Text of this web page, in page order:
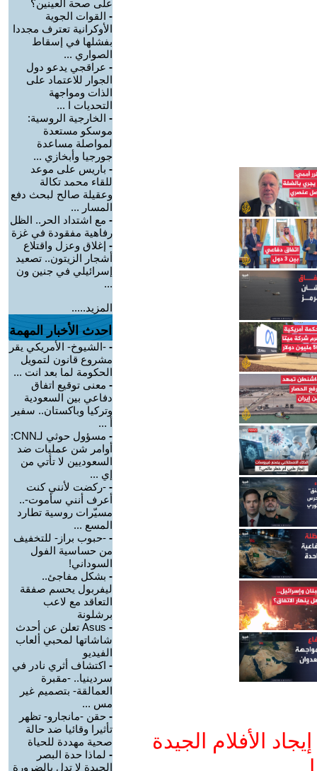
الأفلام الجيدة
على صحة العينين؟
- القوات الجوية
الأوكرانية تعترف مجددا
بفشلها في إسقاط
الصواري ...
- عراقجي يدعو دول
الجوار للاعتماد على
الذات ومواجهة
التحديات ا ...
- الخارجية الروسية:
موسكو مستعدة
لمواصلة مساعدة
جورجيا وأبخازي ...
- باريس على موعد
للقاء محمد تكالة
وعقيلة صالح لبحث دفع
المسار ...
- مع اشتداد الحر.. الظل
رفاهية مفقودة في غزة
- إغلاق وعزل واقتلاع
أشجار الزيتون.. تصعيد
إسرائيلي في جنين ون
...
المزيد.....
احدث الأخبار المهمة
- -الشيوخ- الأمريكي يقر
مشروع قانون لتمويل
الحكومة لما بعد انت ...
- معنى توقيع اتفاق
دفاعي بين السعودية
وتركيا وباكستان.. سفير
أ ...
-
مسؤول حوثي لـCNN:
أوامر شن عمليات ضد
السعوديين لا تأتي من
إي ...
- -ركضت لأنني كنت
أعرف أنني سأموت-..
مسيّرات روسية تطارد
المسع ...
- -حبوب براز- للتخفيف
من حساسية الفول
السوداني!
- بشكل مفاجئ..
ليفربول يحسم صفقة
التعاقد مع لاعب
برشلونة
-
Asus تعلن عن أحدث
شاشاتها لمحبي ألعاب
الفيديو
- اكتشاف أثري نادر في
سردينيا.. -مقبرة
العمالقة- بتصميم غير
مس ...
- حقن -مانجارو- تظهر
تأثيرا وقائيا ضد حالة
صحية مهددة للحياة
- لماذا حدة البصر
الجيدة لا تدل بالضرورة